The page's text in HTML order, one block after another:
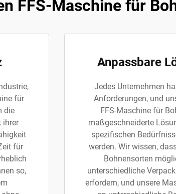
FFS-Maschine für
für
die
ihrer
für
so,
Anpassbare
Jedes Unternehmen
Anforderungen, und
FFS-Maschine für
maßgeschneiderte
spezifischen
werden. Wir wissen,
Bohnensorten
unterschiedliche
erfordern, und unsere